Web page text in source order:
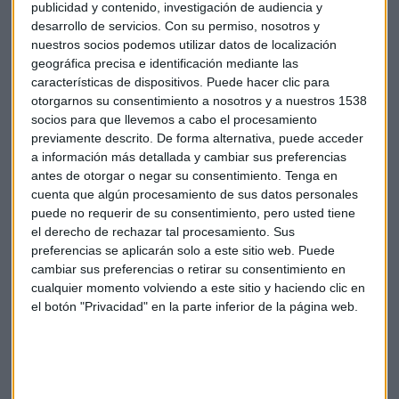
publicidad y contenido, investigación de audiencia y
desarrollo de servicios. Con su permiso, nosotros y
nuestros socios podemos utilizar datos de localización
geográfica precisa e identificación mediante las
características de dispositivos. Puede hacer clic para
otorgarnos su consentimiento a nosotros y a nuestros 1538
socios para que llevemos a cabo el procesamiento
previamente descrito. De forma alternativa, puede acceder
a información más detallada y cambiar sus preferencias
antes de otorgar o negar su consentimiento. Tenga en
cuenta que algún procesamiento de sus datos personales
puede no requerir de su consentimiento, pero usted tiene
el derecho de rechazar tal procesamiento. Sus
preferencias se aplicarán solo a este sitio web. Puede
cambiar sus preferencias o retirar su consentimiento en
cualquier momento volviendo a este sitio y haciendo clic en
el botón "Privacidad" en la parte inferior de la página web.
estabilidad suficiente y acreditar una calidad adecuada del
volumen de contratación.
Endesa es en la actualidad la décima corporación cotizada
en España con mayor capitalización bursátil, por valor de
16.500 millones de euros. Este volumen le sitúa, dentro de la
clasificación de cotizadas, entre Bankia, con 15.168
millones, y por debajo de Gas Natural Fenosa, que vale unos
22.300 millones.
Los títulos de la eléctrica cotizan en la actualidad a 15,56
euros, un 15% por encima del valor fijado para la OPV con la
que Enel vendió un 22% de la empresa, de 13,5 euros.